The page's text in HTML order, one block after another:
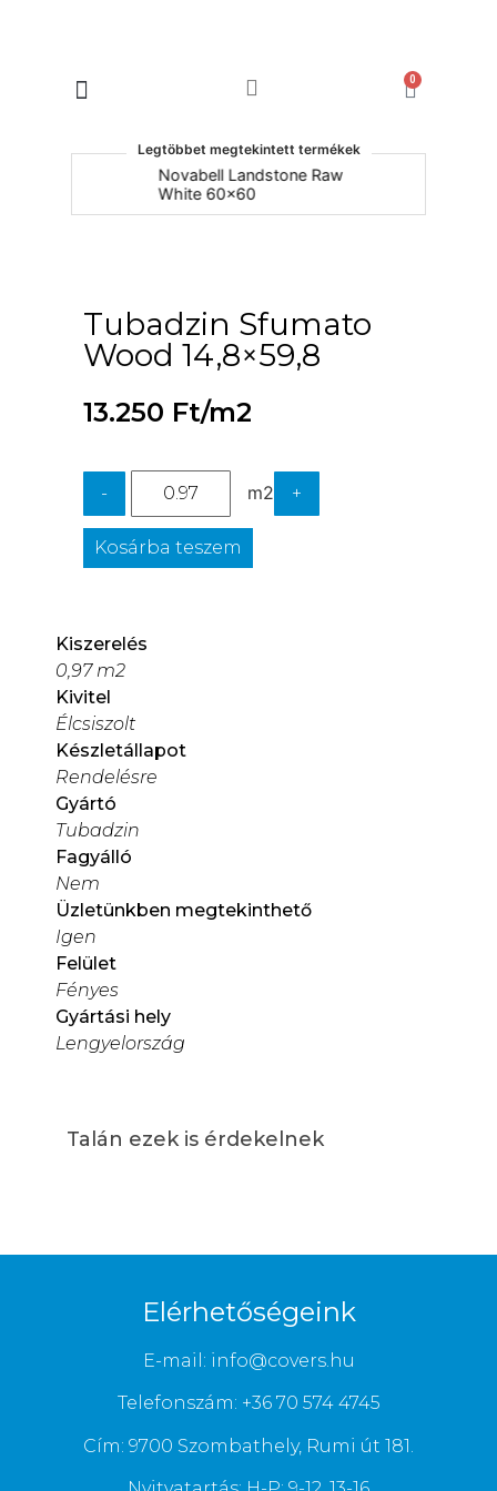
0
Legtöbbet megtekintett termékek
Novabell Landstone Raw
White 60x60
Tubadzin Sfumato
Wood 14,8×59,8
13.250 Ft/m2
- m2 +
Kosárba teszem
Kiszerelés
0,97 m2
Kivitel
Élcsiszolt
Készletállapot
Rendelésre
Gyártó
Tubadzin
Fagyálló
Nem
Üzletünkben megtekinthető
Igen
Felület
Fényes
Gyártási hely
Lengyelország
Talán ezek is érdekelnek
Elérhetőségeink
E-mail: info@covers.hu
Telefonszám: +36 70 574 4745
Cím: 9700 Szombathely, Rumi út 181.